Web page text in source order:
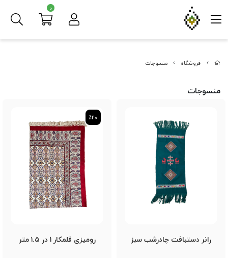
فروشگاه منسوجات
منسوجات
رانر دستبافت چادرشب سبز
٪20
رومیزی قلمکار ۱ در ۱.۵ متر
٪20
0